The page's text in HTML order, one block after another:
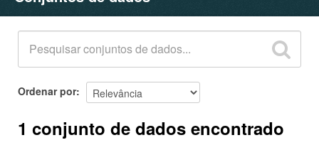
ORGANIZAÇÕES
GRUPOS
SOBRE
Ordenar por
1 conjunto de dados encontrado